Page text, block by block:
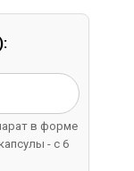
в форме
- с 6